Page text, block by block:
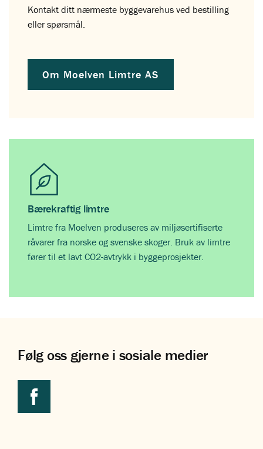
Kontakt ditt nærmeste byggevarehus ved bestilling
eller spørsmål.
Om Moelven Limtre AS
Bærekraftig limtre
Limtre fra Moelven produseres av miljøsertifiserte
råvarer fra norske og svenske skoger. Bruk av limtre
fører til et lavt CO2-avtrykk i byggeprosjekter.
Følg oss gjerne i sosiale medier